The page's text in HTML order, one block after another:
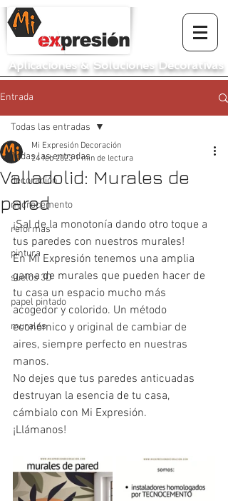
Aplicaciones & Soluciones Decorativas
Entrada
Todas las entradas
decoración
microcemento
reformas
pintura
suelos 3D
papel pintado
murales
Todas las entradas
Valladolid: Murales de
pared
Mi Expresión Decoración
24 feb 2023 1 min de lectura
¡Sal de la monotonía dando otro toque a
tus paredes con nuestros murales!
En Mi Expresión tenemos una amplia
gama de murales que pueden hacer de
tu casa un espacio mucho más
acogedor y colorido. Un método
económico y original de cambiar de
aires, siempre perfecto en nuestras
manos.
No dejes que tus paredes anticuadas
destruyan la esencia de tu casa,
cámbialo con Mi Expresión.
¡Llámanos!